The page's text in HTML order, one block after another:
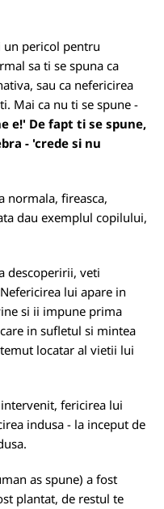
un pericol pentru
sa ti se spuna ca
sau ca nefericirea
Mai ca nu ti se spune -
e!' De fapt ti se spune,
- 'crede si nu
normala, fireasca,
dau exemplul copilului,
descoperirii, veti
lui apare in
si ii impune prima
in sufletul si mintea
locatar al vietii lui
fericirea lui
indusa - la inceput de
as spune) a fost
plantat, de restul te